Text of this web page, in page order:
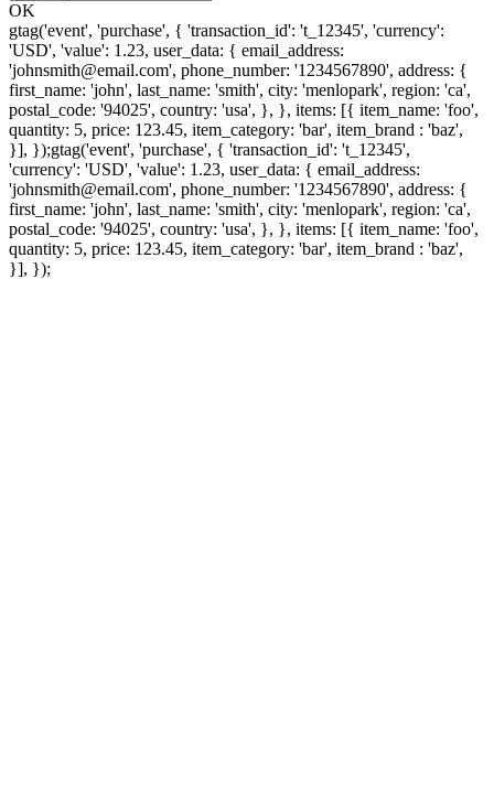
OK
gtag('event', 'purchase', { 'transaction_id': 't_12345', 'currency':
'USD', 'value': 1.23, user_data: { email_address:
'johnsmith@email.com', phone_number: '1234567890', address: {
first_name: 'john', last_name: 'smith', city: 'menlopark', region: 'ca',
postal_code: '94025', country: 'usa', }, }, items: [{ item_name: 'foo',
quantity: 5, price: 123.45, item_category: 'bar', item_brand : 'baz',
}], });gtag('event', 'purchase', { 'transaction_id': 't_12345',
'currency': 'USD', 'value': 1.23, user_data: { email_address:
'johnsmith@email.com', phone_number: '1234567890', address: {
first_name: 'john', last_name: 'smith', city: 'menlopark', region: 'ca',
postal_code: '94025', country: 'usa', }, }, items: [{ item_name: 'foo',
quantity: 5, price: 123.45, item_category: 'bar', item_brand : 'baz',
}], });